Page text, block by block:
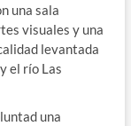
una sala
visuales y una
levantada
el río Las
una